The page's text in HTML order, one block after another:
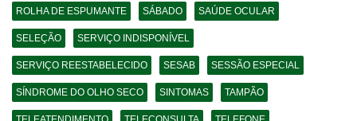
ROLHA DE ESPUMANTE SÁBADO SAÚDE OCULAR
SELEÇÃO SERVIÇO INDISPONÍVEL
SERVIÇO REESTABELECIDO SESAB SESSÃO ESPECIAL
SÍNDROME DO OLHO SECO SINTOMAS TAMPÃO